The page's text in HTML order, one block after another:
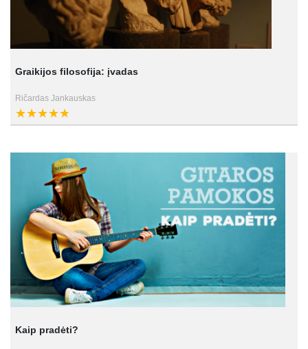
Graikijos filosofija: įvadas
Ričardas Jankauskas
Kaip pradėti?